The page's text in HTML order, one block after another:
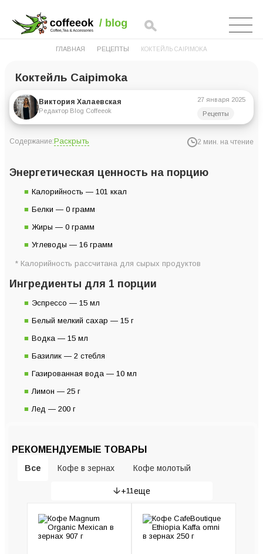
ГЛАВНАЯ РЕЦЕПТЫ КОКТЕЙЛЬ CAIPIMOKA
Коктейль Caipimoka
Виктория Халаевская
Редактор Blog Coffeeok
27 января 2025
Рецепты
Содержание:Раскрыть 2 мин. на чтение
Инструкция по приготовлению:
Энергетическая ценность на порцию
Калорийность — 101 ккал
Белки — 0 грамм
Жиры — 0 грамм
Углеводы — 16 грамм
* Калорийность рассчитана для сырых продуктов
Ингредиенты для 1 порции
Эспрессо — 15 мл
Белый мелкий сахар — 15 г
Водка — 15 мл
Базилик — 2 стебля
Газированная вода — 10 мл
Лимон — 25 г
Лед — 200 г
РЕКОМЕНДУЕМЫЕ ТОВАРЫ
Все Кофе в зернах Кофе молотый
Рожковые кофеварки
Кофемашины Кофемолки
+11 еще